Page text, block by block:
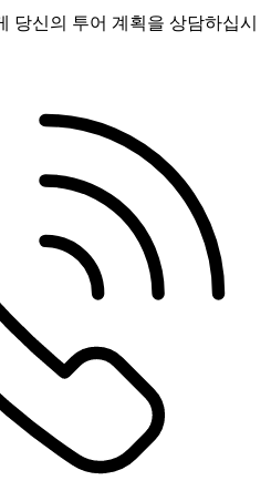
당신의 투어 계획을 상담하십시